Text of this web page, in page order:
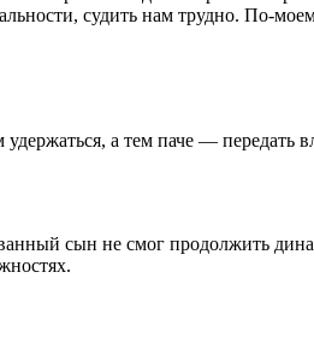
судить нам трудно. По-
удержаться, а тем паче — передать
сын не смог продолжить